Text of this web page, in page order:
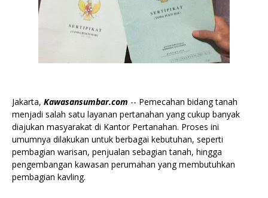
Jakarta, Kawasansumbar.com -- Pemecahan bidang tanah
menjadi salah satu layanan pertanahan yang cukup banyak
diajukan masyarakat di Kantor Pertanahan. Proses ini
umumnya dilakukan untuk berbagai kebutuhan, seperti
pembagian warisan, penjualan sebagian tanah, hingga
pengembangan kawasan perumahan yang membutuhkan
pembagian kavling.